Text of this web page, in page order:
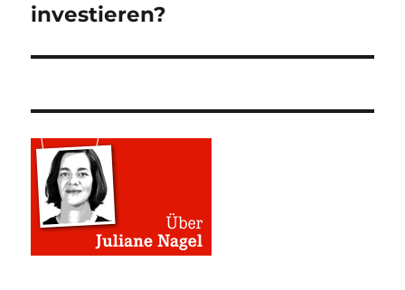
investieren?